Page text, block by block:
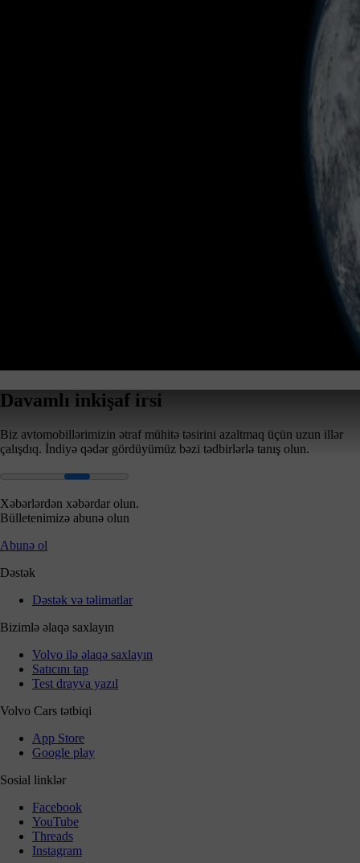
Davamlı inkişaf irsi
Biz avtomobillərimizin ətraf mühitə təsirini azaltmaq üçün uzun illər
çalışdıq. İndiyə qədər gördüyümüz bəzi tədbirlərlə tanış olun.